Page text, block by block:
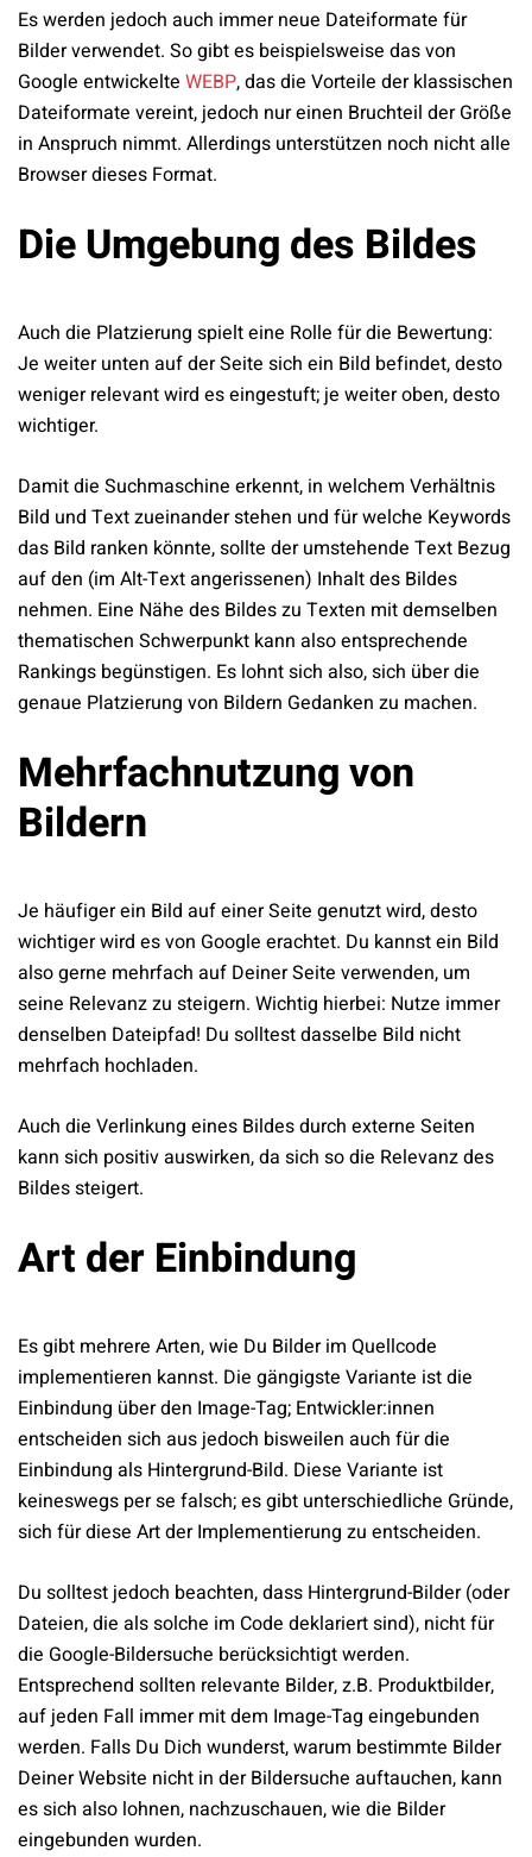
Es werden jedoch auch immer neue Dateiformate für
Bilder verwendet. So gibt es beispielsweise das von
Google entwickelte WEBP, das die Vorteile der klassischen
Dateiformate vereint, jedoch nur einen Bruchteil der Größe
in Anspruch nimmt. Allerdings unterstützen noch nicht alle
Browser dieses Format.
Die Umgebung des Bildes
Auch die Platzierung spielt eine Rolle für die Bewertung:
Je weiter unten auf der Seite sich ein Bild befindet, desto
weniger relevant wird es eingestuft; je weiter oben, desto
wichtiger.
Damit die Suchmaschine erkennt, in welchem Verhältnis
Bild und Text zueinander stehen und für welche Keywords
das Bild ranken könnte, sollte der umstehende Text Bezug
auf den (im Alt-Text angerissenen) Inhalt des Bildes
nehmen. Eine Nähe des Bildes zu Texten mit demselben
thematischen Schwerpunkt kann also entsprechende
Rankings begünstigen. Es lohnt sich also, sich über die
genaue Platzierung von Bildern Gedanken zu machen.
Mehrfachnutzung von
Bildern
Je häufiger ein Bild auf einer Seite genutzt wird, desto
wichtiger wird es von Google erachtet. Du kannst ein Bild
also gerne mehrfach auf Deiner Seite verwenden, um
seine Relevanz zu steigern. Wichtig hierbei: Nutze immer
denselben Dateipfad! Du solltest dasselbe Bild nicht
mehrfach hochladen.
Auch die Verlinkung eines Bildes durch externe Seiten
kann sich positiv auswirken, da sich so die Relevanz des
Bildes steigert.
Art der Einbindung
Es gibt mehrere Arten, wie Du Bilder im Quellcode
implementieren kannst. Die gängigste Variante ist die
Einbindung über den Image-Tag; Entwickler:innen
entscheiden sich aus jedoch bisweilen auch für die
Einbindung als Hintergrund-Bild. Diese Variante ist
keineswegs per se falsch; es gibt unterschiedliche Gründe,
sich für diese Art der Implementierung zu entscheiden.
Du solltest jedoch beachten, dass Hintergrund-Bilder (oder
Dateien, die als solche im Code deklariert sind), nicht für
die Google-Bildersuche berücksichtigt werden.
Entsprechend sollten relevante Bilder, z.B. Produktbilder,
auf jeden Fall immer mit dem Image-Tag eingebunden
werden. Falls Du Dich wunderst, warum bestimmte Bilder
Deiner Website nicht in der Bildersuche auftauchen, kann
es sich also lohnen, nachzuschauen, wie die Bilder
eingebunden wurden.